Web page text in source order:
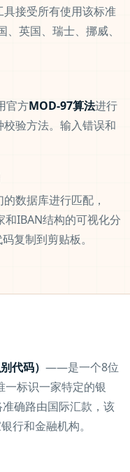
接受所有使用该标准
英国、瑞士、挪威、
官方MOD-97算法进行
验方法。输入错误和
数据库进行匹配，
和IBAN结构的可视化分
复制到剪贴板。
代码） ——是一个8位
标识一家特定的银
确路由国际汇款，该
行和金融机构。